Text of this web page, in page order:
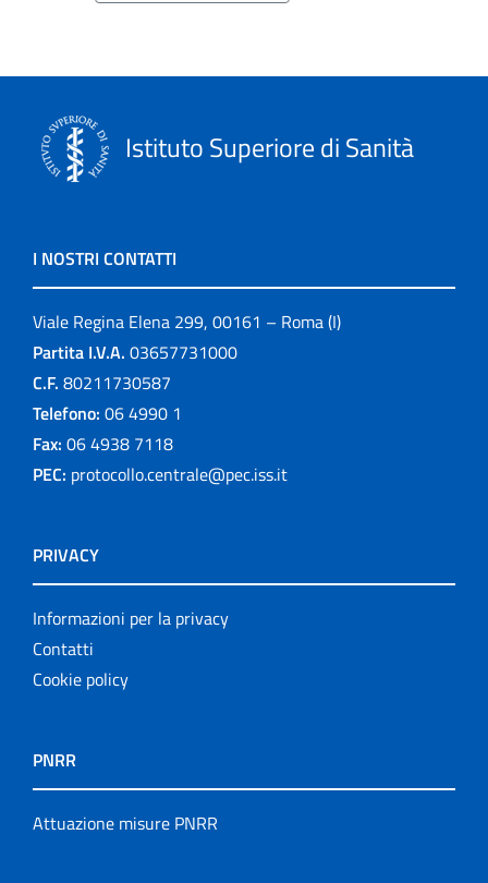
Istituto Superiore di Sanità
I NOSTRI CONTATTI
Viale Regina Elena 299, 00161 – Roma (I)
Partita I.V.A. 03657731000
C.F. 80211730587
Telefono: 06 4990 1
Fax: 06 4938 7118
PEC: protocollo.centrale@pec.iss.it
PRIVACY
Informazioni per la privacy
Contatti
Cookie policy
PNRR
Attuazione misure PNRR